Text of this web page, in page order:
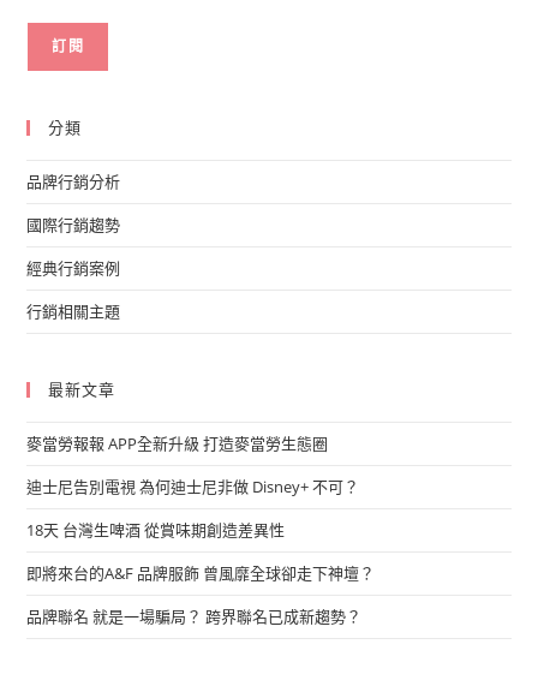
分類
品牌行銷分析
國際行銷趨勢
經典行銷案例
行銷相關主題
最新文章
麥當勞報報 APP全新升級 打造麥當勞生態圈
迪士尼告別電視 為何迪士尼非做 Disney+ 不可？
18天 台灣生啤酒 從賞味期創造差異性
即將來台的A&F 品牌服飾 曾風靡全球卻走下神壇？
品牌聯名 就是一場騙局？ 跨界聯名已成新趨勢？